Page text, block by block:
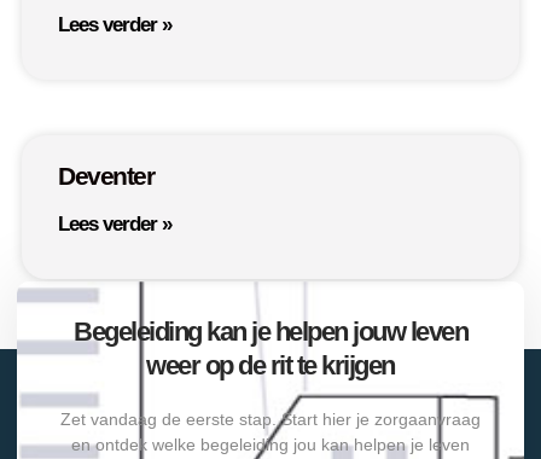
Lees verder »
Deventer
Lees verder »
Begeleiding kan je helpen jouw leven
weer op de rit te krijgen
Zet vandaag de eerste stap. Start hier je zorgaanvraag
en ontdek welke begeleiding jou kan helpen je leven